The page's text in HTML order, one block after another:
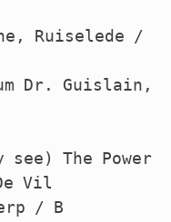
Ruiselede /
Dr. Guislain,
The Power
Vil
/ B